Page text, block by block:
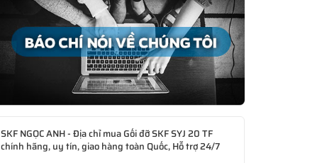
SKF NGỌC ANH - Địa chỉ mua Gối đỡ SKF SYJ 20 TF
chính hãng, uy tín, giao hàng toàn Quốc, Hỗ trợ 24/7